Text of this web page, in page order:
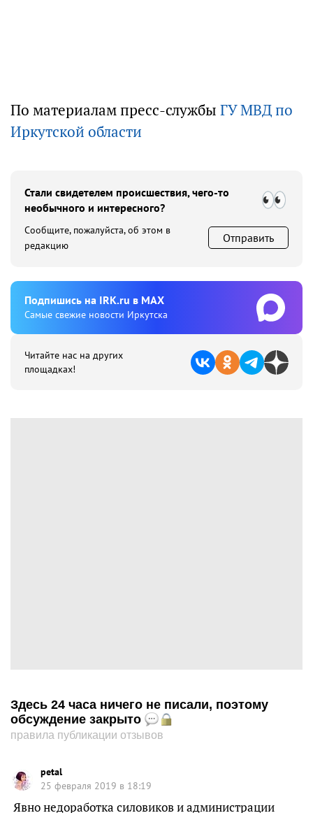
По материалам пресс-службы ГУ МВД по
Иркутской области
Стали свидетелем происшествия, чего-то
необычного и интересного?
Сообщите, пожалуйста, об этом в
редакцию
Отправить
Подпишиcь на IRK.ru в MAX
Cамые свежие новости Иркутска
Читайте нас на других
площадках!
Здесь 24 часа ничего не писали, поэтому
обсуждение закрыто
правила публикации отзывов
petal
25 февраля 2019 в 18:19
Явно недоработка силовиков и администрации